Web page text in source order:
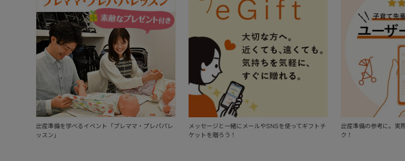
出産準備を学べるイベント「プレママ・プレパパレ
ッスン」
メッセージと一緒にメールやSNSを使ってギフトチ
ケットを贈ろう！
出産準備の参考に。実
ク！